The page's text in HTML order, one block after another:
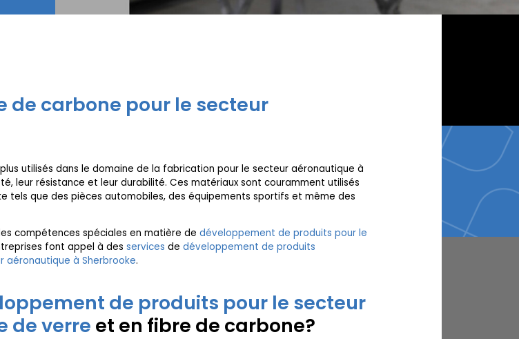
de carbone pour le secteur
utilisés dans le domaine de la fabrication pour le secteur aéronautique à
leur résistance et leur durabilité. Ces matériaux sont couramment utilisés
tels que des pièces automobiles, des équipements sportifs et même des
compétences spéciales en matière de développement de produits pour le
font appel à des services de développement de produits
aéronautique à Sherbrooke.
de produits pour le secteur
de verre et en fibre de carbone?